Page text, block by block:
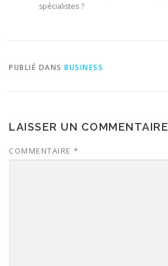
spécialistes ?
PUBLIÉ DANS BUSINESS
LAISSER UN COMMENTAIRE
COMMENTAIRE *